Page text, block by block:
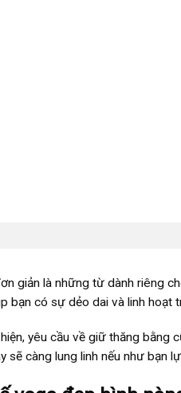
giản là những từ dành riêng
bạn có sự dẻo dai và linh hoạt
yêu cầu về giữ thăng bằng
sẽ càng lung linh nếu như bạn